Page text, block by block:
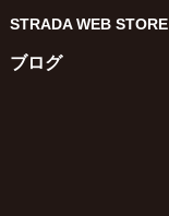
STRADA WEB STORE
ブログ